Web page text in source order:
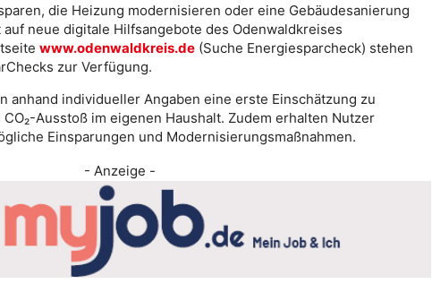
die Heizung modernisieren oder eine Gebäudesanierung
neue digitale Hilfsangebote des Odenwaldkreises
www.odenwaldkreis.de (Suche Energiesparcheck) stehen
zur Verfügung.
anhand individueller Angaben eine erste Einschätzung zu
Ausstoß im eigenen Haushalt. Zudem erhalten Nutzer
Einsparungen und Modernisierungsmaßnahmen.
- Anzeige -